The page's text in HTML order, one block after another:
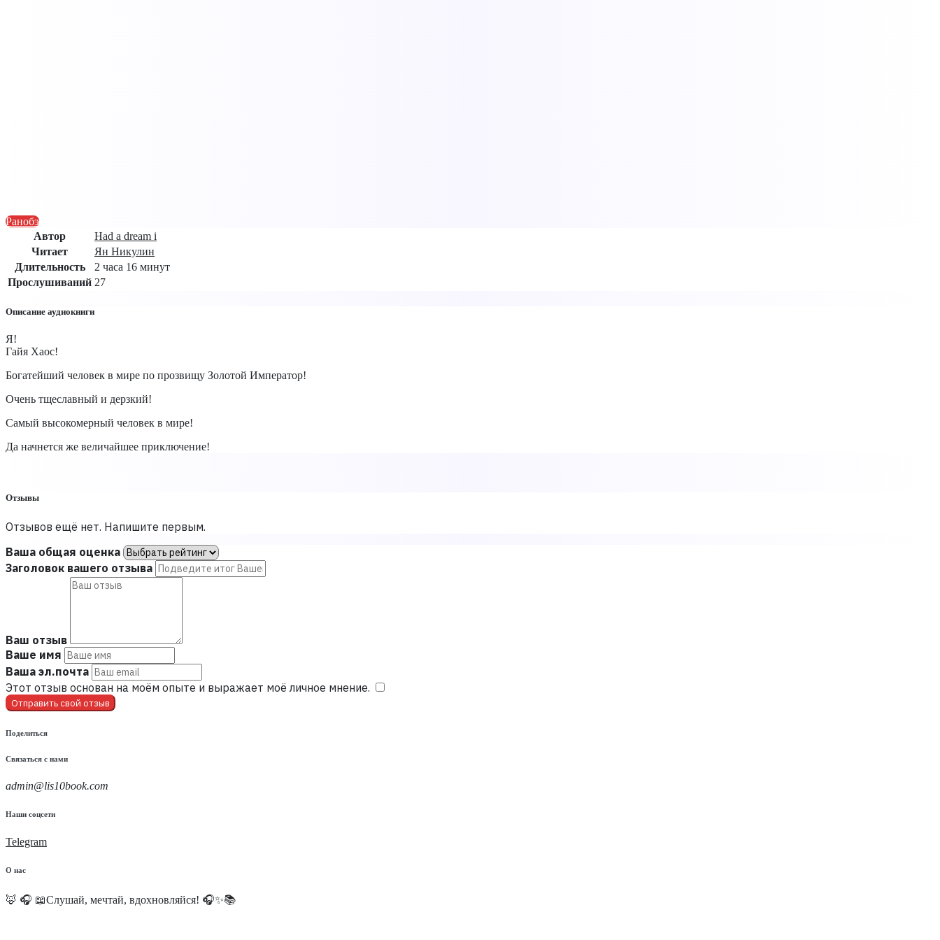
Ранобэ
Автор
Had a dream i
Читает
Ян Никулин
Длительность
2 часа 16 минут
Прослушиваний 27
Описание аудиокниги
Я!
Гайя Хаос!
Богатейший человек в мире по прозвищу Золотой Император!
Очень тщеславный и дерзкий!
Самый высокомерный человек в мире!
Да начнется же величайшее приключение!
Отзывы
Отзывов ещё нет. Напишите первым.
Ваша общая оценка
Заголовок вашего отзыва
Ваш отзыв
Ваше имя
Ваша эл.почта
Этот отзыв основан на моём опыте и выражает моё личное мнение.
Отправить свой отзыв
Поделиться
Связаться с нами
admin@lis10book.com
Наши соцсети
Telegram
О нас
🦊 🎧 📖Слушай, мечтай, вдохновляйся! 🎧✨📚